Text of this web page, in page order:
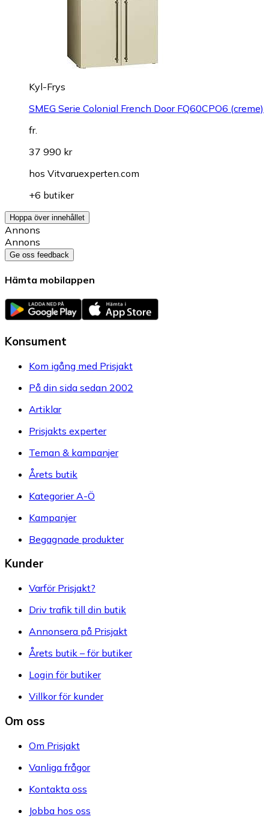
Kyl-Frys
SMEG Serie Colonial French Door FQ60CPO6 (creme)
fr.
37 990 kr
hos Vitvaruexperten.com
+6 butiker
Hoppa över innehållet
Annons
Annons
Ge oss feedback
Hämta mobilappen
Konsument
Kom igång med Prisjakt
På din sida sedan 2002
Artiklar
Prisjakts experter
Teman & kampanjer
Årets butik
Kategorier A-Ö
Kampanjer
Begagnade produkter
Kunder
Varför Prisjakt?
Driv trafik till din butik
Annonsera på Prisjakt
Årets butik – för butiker
Login för butiker
Villkor för kunder
Om oss
Om Prisjakt
Vanliga frågor
Kontakta oss
Jobba hos oss